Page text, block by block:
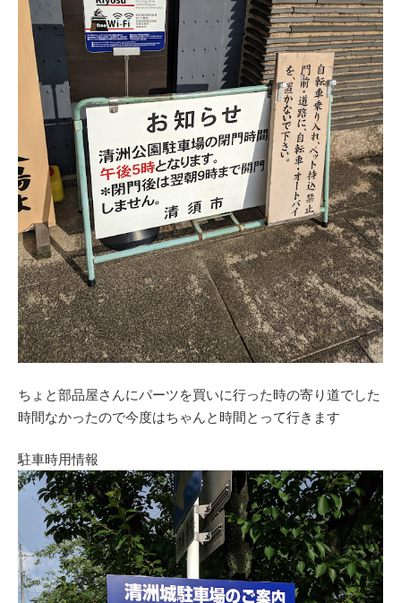
ちょと部品屋さんにパーツを買いに行った時の寄り道でした
時間なかったので今度はちゃんと時間とって行きます
駐車時用情報